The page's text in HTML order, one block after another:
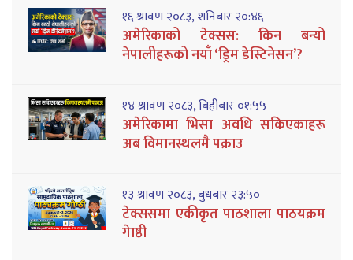
१६ श्रावण २०८३, शनिबार २०:४६
अमेरिकाको टेक्सस: किन बन्यो
नेपालीहरूको नयाँ ‘ड्रिम डेस्टिनेसन’?
१४ श्रावण २०८३, बिहीबार ०१:५५
अमेरिकामा भिसा अवधि सकिएकाहरू
अब विमानस्थलमै पक्राउ
१३ श्रावण २०८३, बुधबार २३:५०
टेक्ससमा एकीकृत पाठशाला पाठयक्रम
गेाष्ठी